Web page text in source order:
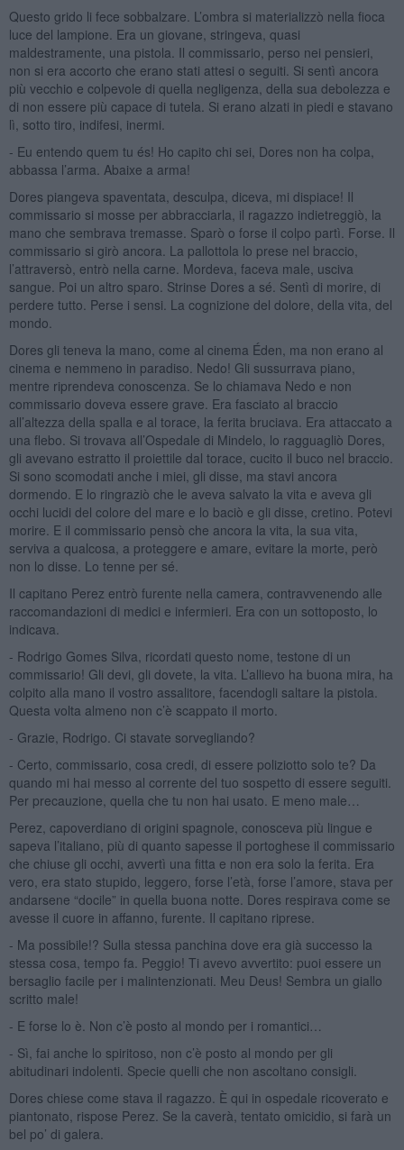
Questo grido li fece sobbalzare. L’ombra si materializzò nella fioca
luce del lampione. Era un giovane, stringeva, quasi
maldestramente, una pistola. Il commissario, perso nei pensieri,
non si era accorto che erano stati attesi o seguiti. Si sentì ancora
più vecchio e colpevole di quella negligenza, della sua debolezza e
di non essere più capace di tutela. Si erano alzati in piedi e stavano
lì, sotto tiro, indifesi, inermi.
- Eu entendo quem tu és! Ho capito chi sei, Dores non ha colpa,
abbassa l’arma. Abaixe a arma!
Dores piangeva spaventata, desculpa, diceva, mi dispiace! Il
commissario si mosse per abbracciarla, il ragazzo indietreggiò, la
mano che sembrava tremasse. Sparò o forse il colpo partì. Forse. Il
commissario si girò ancora. La pallottola lo prese nel braccio,
l’attraversò, entrò nella carne. Mordeva, faceva male, usciva
sangue. Poi un altro sparo. Strinse Dores a sé. Sentì di morire, di
perdere tutto. Perse i sensi. La cognizione del dolore, della vita, del
mondo.
Dores gli teneva la mano, come al cinema Éden, ma non erano al
cinema e nemmeno in paradiso. Nedo! Gli sussurrava piano,
mentre riprendeva conoscenza. Se lo chiamava Nedo e non
commissario doveva essere grave. Era fasciato al braccio
all’altezza della spalla e al torace, la ferita bruciava. Era attaccato a
una flebo. Si trovava all’Ospedale di Mindelo, lo ragguagliò Dores,
gli avevano estratto il proiettile dal torace, cucito il buco nel braccio.
Si sono scomodati anche i miei, gli disse, ma stavi ancora
dormendo. E lo ringraziò che le aveva salvato la vita e aveva gli
occhi lucidi del colore del mare e lo baciò e gli disse, cretino. Potevi
morire. E il commissario pensò che ancora la vita, la sua vita,
serviva a qualcosa, a proteggere e amare, evitare la morte, però
non lo disse. Lo tenne per sé.
Il capitano Perez entrò furente nella camera, contravvenendo alle
raccomandazioni di medici e infermieri. Era con un sottoposto, lo
indicava.
- Rodrigo Gomes Silva, ricordati questo nome, testone di un
commissario! Gli devi, gli dovete, la vita. L’allievo ha buona mira, ha
colpito alla mano il vostro assalitore, facendogli saltare la pistola.
Questa volta almeno non c’è scappato il morto.
- Grazie, Rodrigo. Ci stavate sorvegliando?
- Certo, commissario, cosa credi, di essere poliziotto solo te? Da
quando mi hai messo al corrente del tuo sospetto di essere seguiti.
Per precauzione, quella che tu non hai usato. E meno male…
Perez, capoverdiano di origini spagnole, conosceva più lingue e
sapeva l’italiano, più di quanto sapesse il portoghese il commissario
che chiuse gli occhi, avvertì una fitta e non era solo la ferita. Era
vero, era stato stupido, leggero, forse l’età, forse l’amore, stava per
andarsene “docile” in quella buona notte. Dores respirava come se
avesse il cuore in affanno, furente. Il capitano riprese.
- Ma possibile!? Sulla stessa panchina dove era già successo la
stessa cosa, tempo fa. Peggio! Ti avevo avvertito: puoi essere un
bersaglio facile per i malintenzionati. Meu Deus! Sembra un giallo
scritto male!
- E forse lo è. Non c’è posto al mondo per i romantici…
- Sì, fai anche lo spiritoso, non c’è posto al mondo per gli
abitudinari indolenti. Specie quelli che non ascoltano consigli.
Dores chiese come stava il ragazzo. È qui in ospedale ricoverato e
piantonato, rispose Perez. Se la caverà, tentato omicidio, si farà un
bel po’ di galera.